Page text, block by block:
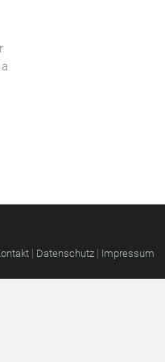
| Datenschutz| Impressum